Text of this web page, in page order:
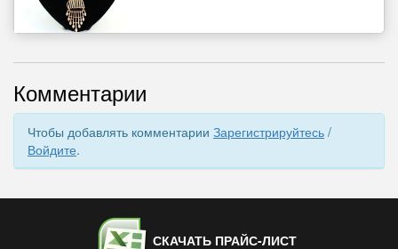
Комментарии
Чтобы добавлять комментарии Зарегистрируйтесь /
Войдите.
СКАЧАТЬ ПРАЙС-ЛИСТ